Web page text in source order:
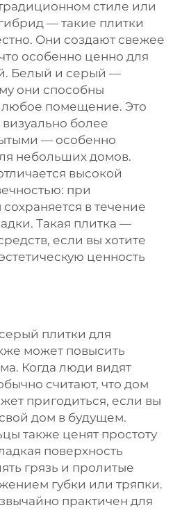
стиле или
— такие плитки
Они создают свежее
особенно ценно для
Белый и серый —
они способны
любое помещение. Это
более
— особенно
небольших домов.
высокой
при
в течение
Такая плитка —
если вы хотите
ценность
плитки для
может повысить
Когда люди видят
считают, что дом
пригодиться, если вы
дом в будущем.
также ценят простоту
поверхность
грязь и пролитые
губки или тряпки.
практичен для